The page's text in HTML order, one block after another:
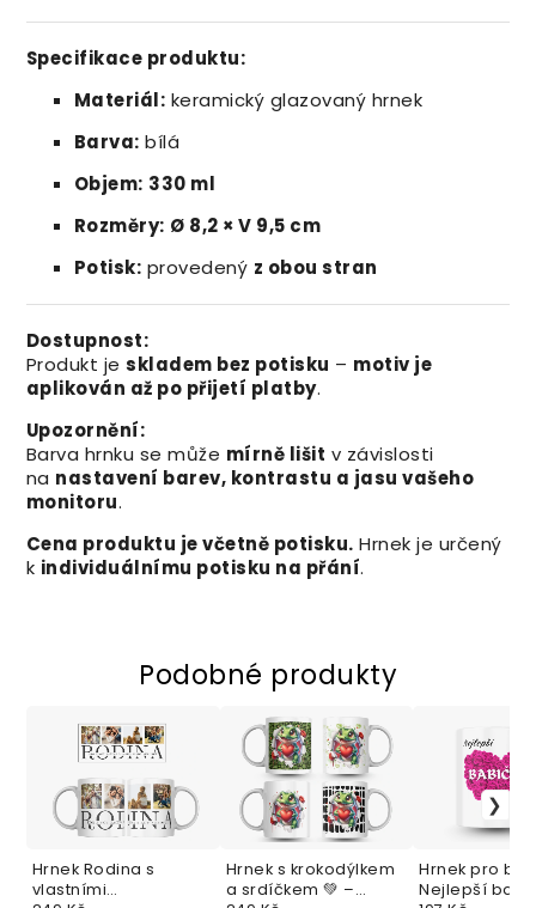
Specifikace produktu:
Materiál: keramický glazovaný hrnek
Barva: bílá
Objem: 330 ml
Rozměry: Ø 8,2 × V 9,5 cm
Potisk: provedený z obou stran
Dostupnost:
Produkt jeskladem bez potisku – motiv je
aplikován až po přijetí platby.
Upozornění:
Barva hrnku se může mírně lišit v závislosti
na nastavení barev, kontrastu a jasu vašeho
monitoru.
Cena produktu je včetně potisku. Hrnek je určený
k individuálnímu potisku na přání.
Podobné produkty
Hrnek Rodina s
vlastními
Hrnek s krokodýlkem
a srdíčkem 💚 –
Hrnek pro
Nejlepší